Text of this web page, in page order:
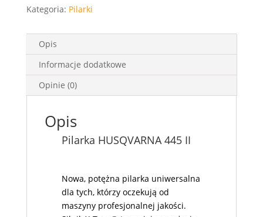
Kategoria: Pilarki
Opis
Informacje dodatkowe
Opinie (0)
Opis
Pilarka HUSQVARNA 445 II
Nowa, potężna pilarka uniwersalna
dla tych, którzy oczekują od
maszyny profesjonalnej jakości.